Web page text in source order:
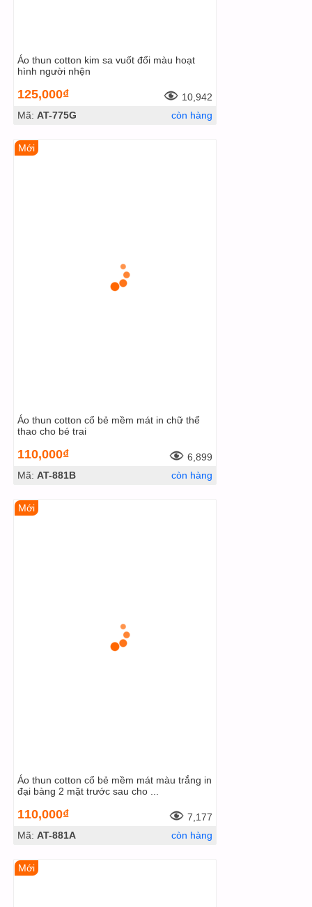
Áo thun cotton kim sa vuốt đổi màu hoạt
hình người nhện
125,000₫
10,942
Mã: AT-775G còn hàng
Mới
Áo thun cotton cổ bẻ mềm mát in chữ thể
thao cho bé trai
110,000₫
6,899
Mã: AT-881B còn hàng
Mới
Áo thun cotton cổ bẻ mềm mát màu trắng in
đại bàng 2 mặt trước sau cho ...
110,000₫
7,177
Mã: AT-881A còn hàng
Mới